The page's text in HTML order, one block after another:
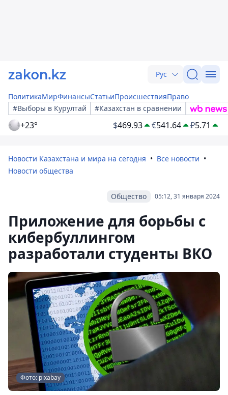
Рус
ПолитикаМирФинансыСтатьиПроисшествияПраво
#Выборы в Курултай
#Казахстан в сравнении
+23° $469.93 €541.64 ₽5.71
Новости Казахстана и мира на сегодня
Все новости
Новости общества
05:12, 31 января 2024
Общество
Приложение для борьбы с
кибербуллингом
разработали студенты ВКО
Фото: pixabay